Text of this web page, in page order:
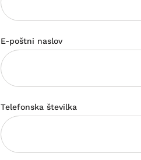
E-poštni naslov
Telefonska številka